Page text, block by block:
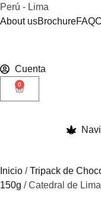
Perú - Lima
About usBrochureFAQ
Cuenta
0
Inicio /Tripack de
150g / Catedral de Lima